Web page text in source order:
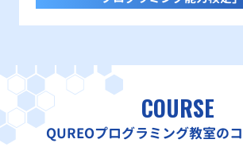
COURSE
QUREOプログラミング教室の